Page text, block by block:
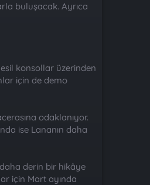
buluşacak. Ayrıca
konsollar üzerinden
için de demo
odaklanıyor.
ise Lananın daha
derin bir hikâye
için Mart ayında